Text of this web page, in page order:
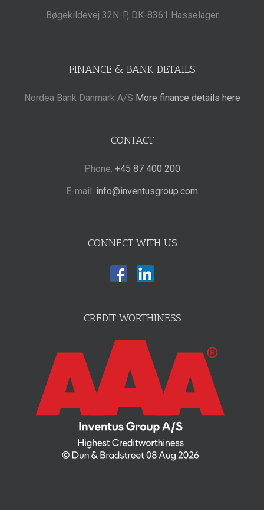
Bøgekildevej 32N-P, DK-8361 Hasselager
FINANCE & BANK DETAILS
Nordea Bank Danmark A/S More finance details here
CONTACT
Phone: +45 87 400 200
E-mail: info@inventusgroup.com
CONNECT WITH US
CREDIT WORTHINESS